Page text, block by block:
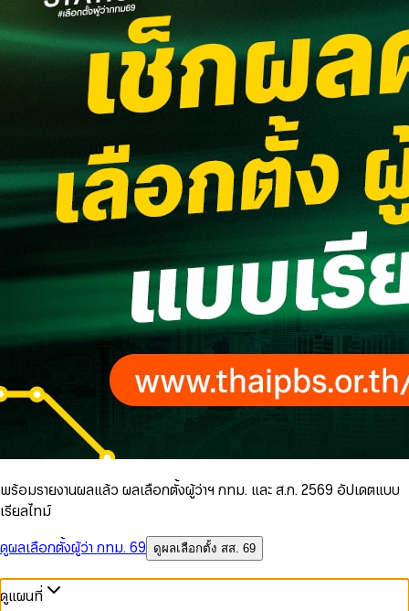
พร้อมรายงานผลแล้ว ผลเลือกตั้งผู้ว่าฯ กทม. และ ส.ก. 2569 อัปเดตแบบ
เรียลไทม์
ดูผลเลือกตั้งผู้ว่า กทม. 69
ดูผลเลือกตั้ง สส. 69
ดูแผนที่